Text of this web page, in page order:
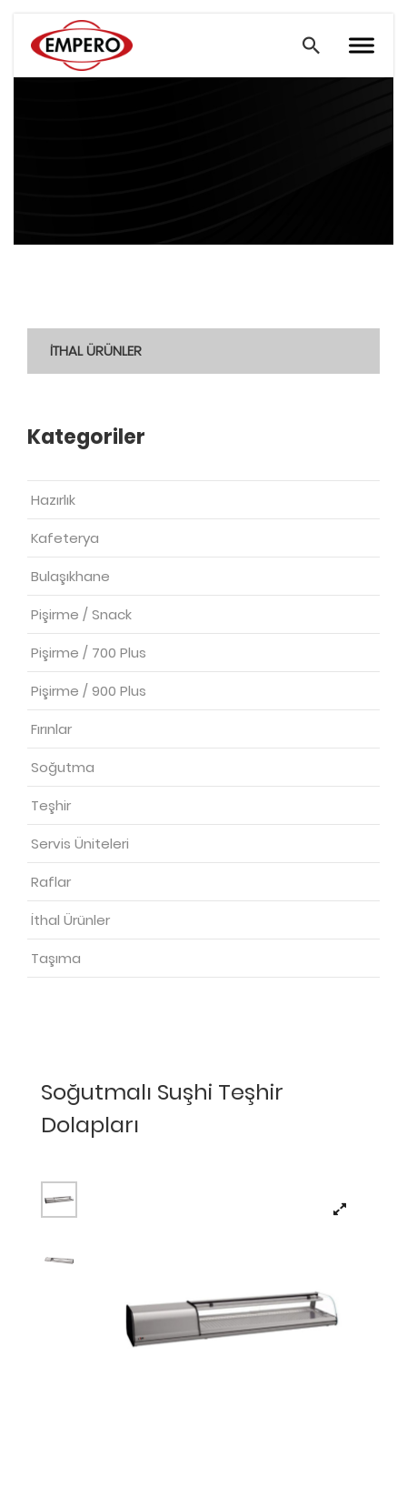
İTHAL ÜRÜNLER
Kategoriler
Hazırlık
Kafeterya
Bulaşıkhane
Pişirme / Snack
Pişirme / 700 Plus
Pişirme / 900 Plus
Fırınlar
Soğutma
Teşhir
Servis Üniteleri
Raflar
İthal Ürünler
Taşıma
Soğutmalı Suşhi Teşhir
Dolapları